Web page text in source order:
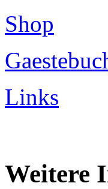
Shop
Links
Weitere